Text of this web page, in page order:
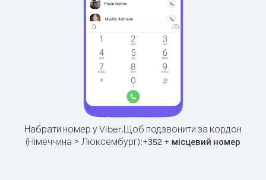
Набрати номер у Viber.Щоб подзвонити за кордон
(Німеччина > Люксембург):+352 + місцевий номер